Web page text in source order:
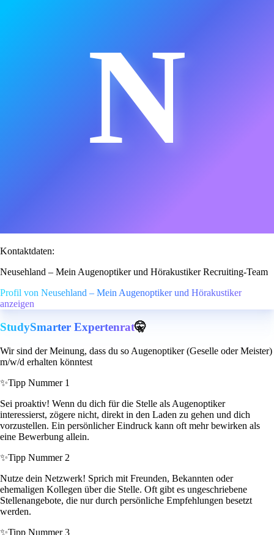
N
Kontaktdaten:
Neusehland – Mein Augenoptiker und Hörakustiker Recruiting-Team
Profil von Neusehland – Mein Augenoptiker und Hörakustiker
anzeigen
StudySmarter Expertenrat🤫
Wir sind der Meinung, dass du so Augenoptiker (Geselle oder Meister)
m/w/d erhalten könntest
✨Tipp Nummer 1
Sei proaktiv! Wenn du dich für die Stelle als Augenoptiker
interessierst, zögere nicht, direkt in den Laden zu gehen und dich
vorzustellen. Ein persönlicher Eindruck kann oft mehr bewirken als
eine Bewerbung allein.
✨Tipp Nummer 2
Nutze dein Netzwerk! Sprich mit Freunden, Bekannten oder
ehemaligen Kollegen über die Stelle. Oft gibt es ungeschriebene
Stellenangebote, die nur durch persönliche Empfehlungen besetzt
werden.
✨Tipp Nummer 3